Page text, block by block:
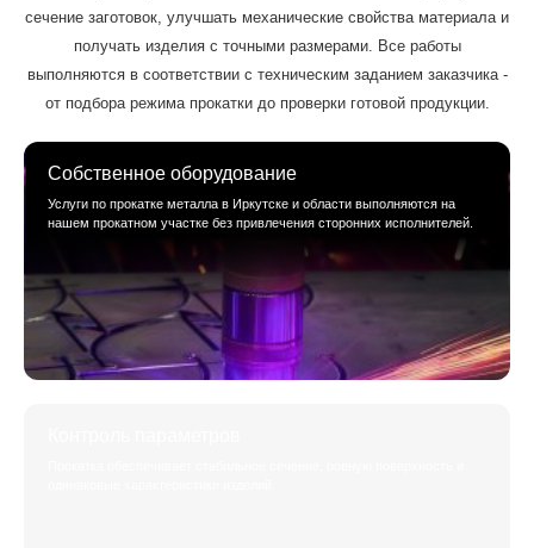
сечение заготовок, улучшать механические свойства материала и
получать изделия с точными размерами. Все работы
выполняются в соответствии с техническим заданием заказчика -
от подбора режима прокатки до проверки готовой продукции.
Собственное оборудование
Услуги по прокатке металла в Иркутске и области выполняются на
нашем прокатном участке без привлечения сторонних исполнителей.